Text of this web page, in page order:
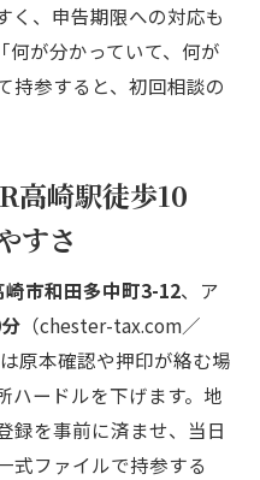
く、申告期限への対応も
何が分かっていて、何が
持参すると、初回相談の
高崎駅徒歩10
すさ
市和田多中町3-12、ア
（chester-tax.com／
原本確認や押印が絡む場
ハードルを下げます。地
録を事前に済ませ、当日
式ファイルで持参する